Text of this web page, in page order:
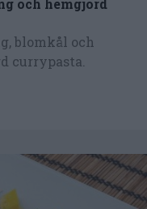
och hemgjord
blomkål och
currypasta.